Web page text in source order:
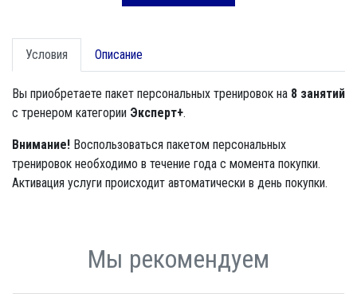
Условия Описание
Вы приобретаете пакет персональных тренировок на 8 занятий
с тренером категории Эксперт+.
Внимание! Воспользоваться пакетом персональных
тренировок необходимо в течение года с момента покупки.
Активация услуги происходит автоматически в день покупки.
Мы рекомендуем